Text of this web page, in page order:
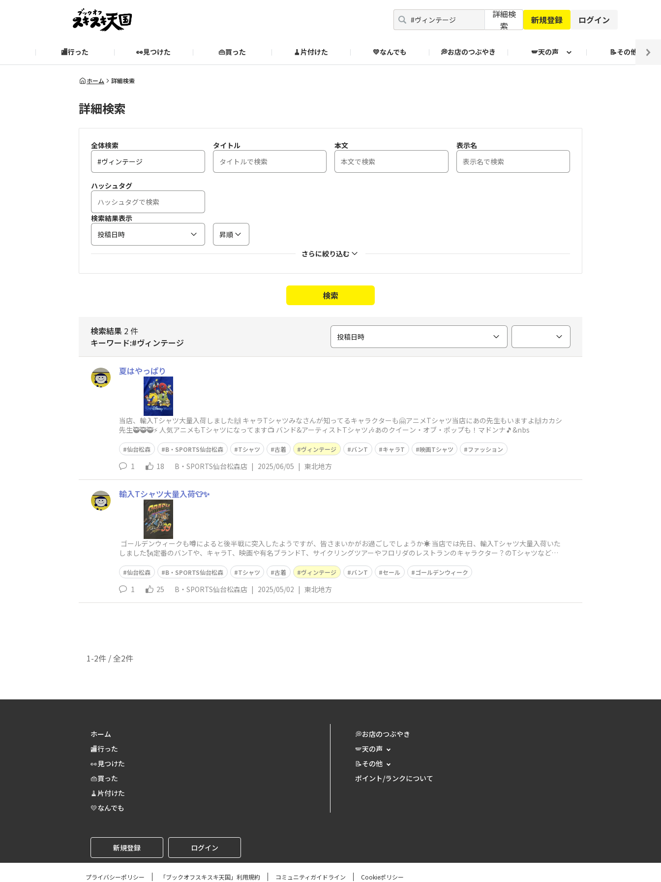
詳細検
索
新規登録 ログイン
🏬行った 👀見つけた 👜買った 🧹片付けた 💛なんでも 💭お店のつぶやき 🪽天の声
お知らせ 期間限定企画【みんなでお題】
📝その他
ブックオフ公式サイト
スキスキ天国に関するお問い合わせ
ホーム 詳細検索
詳細検索
全体検索 タイトル 本文 表示名
ハッシュタグ
検索結果表示
投稿日時
昇順
さらに絞り込む
検索
検索結果 2 件
キーワード:#ヴィンテージ
投稿日時
夏はやっぱり
当店、輸入Tシャツ大量入荷しました🙌 キャラTシャツみなさんが知ってるキャラクターも🤗アニメTシャツ当店にあの先生もいますよ🙌カカシ
先生🥷🥷🥷⚡️ 人気アニメもTシャツになってます📺 バンド&アーティストTシャツ🎶あのクイーン・オブ・ポップも！マドンナ🎵&nbs
仙台松森 B・SPORTS仙台松森 Tシャツ 古着 ヴィンテージ バンT キャラT 映画Tシャツ ファッション
1 18 B・SPORTS仙台松森店 | 2025/06/05 | 東北地方
輸入Tシャツ大量入荷👕✨
ゴールデンウィークも噂によると後半戦に突入したようですが、皆さまいかがお過ごしでしょうか☀️ 当店では先日、輸入Tシャツ大量入荷いた
しました🗽定番のバンTや、キャラT、映画や有名ブランドT、サイクリングツアーやフロリダのレストランのキャラクター？のTシャツなど！
仙台松森 B・SPORTS仙台松森 Tシャツ 古着 ヴィンテージ バンT セール ゴールデンウィーク
1 25 B・SPORTS仙台松森店 | 2025/05/02 | 東北地方
1-2件 / 全2件
ホーム
🏬行った
👀見つけた
👜買った
🧹片付けた
💛なんでも
💭お店のつぶやき
🪽天の声
📝その他
ポイント/ランクについて
新規登録 ログイン
プライバシーポリシー 「ブックオフスキスキ天国」利用規約 コミュニティガイドライン Cookieポリシー